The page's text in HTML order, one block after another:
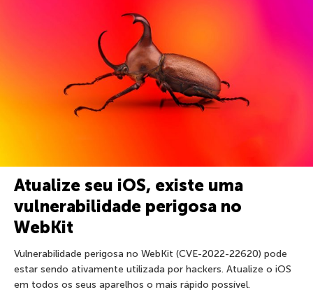
Atualize seu iOS, existe uma
vulnerabilidade perigosa no
WebKit
Vulnerabilidade perigosa no WebKit (CVE-2022-22620) pode
estar sendo ativamente utilizada por hackers. Atualize o iOS
em todos os seus aparelhos o mais rápido possível.